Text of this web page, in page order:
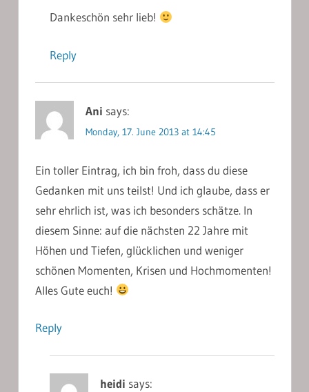
Dankeschön sehr lieb!
Reply
Ani says:
Monday, 17. June 2013 at 14:45
Ein toller Eintrag, ich bin froh, dass du diese
Gedanken mit uns teilst! Und ich glaube, dass er
sehr ehrlich ist, was ich besonders schätze. In
diesem Sinne: auf die nächsten 22 Jahre mit
Höhen und Tiefen, glücklichen und weniger
schönen Momenten, Krisen und Hochmomenten!
Alles Gute euch!
Reply
heidi says: